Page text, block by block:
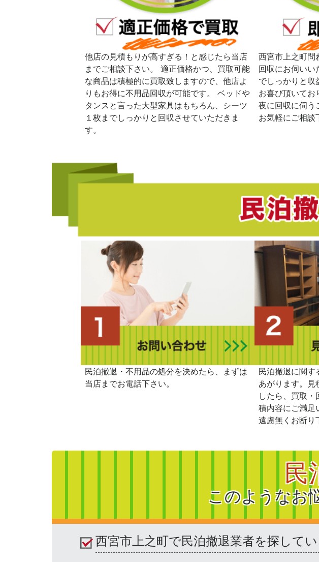
他店の見積もりが高すぎる！と感じたら当店
までご相談下さい。 適正価格かつ、買取可能
な商品は積極的に買取致しますので、他店よ
りもお得に不用品回収が可能です。 ベッドや
タンスと言った大型家具はもちろん、シーツ
１枚までしっかりと回収させていただきま
す。
西宮市上之町問
回収にお伺いい
でしっかりと収
お喜び頂いてお
夜に回収に伺う
お気軽にご相談
民泊撤退・不用品の処分を決めたら、まずは
当店までお電話下さい。
民泊撤退に関す
あがります。見
したら、買取
積内容にご満足
遠慮無くお断り
民
このようなお
西宮市上之町で民泊撤退業者を探してい